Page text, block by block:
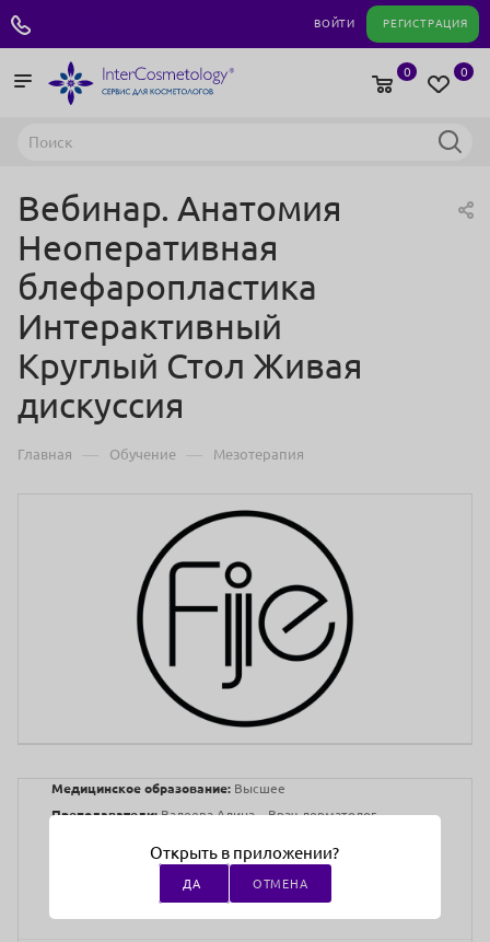
ВОЙТИ РЕГИСТРАЦИЯ
0
0
Вебинар. Анатомия
Неоперативная
блефаропластика
Интерактивный
Круглый Стол Живая
дискуссия
Главная — Обучение — Мезотерапия
Медицинское образование: Высшее
Преподаватели:Валеева Алина – Врач-дерматолог,
https://events.webinar.ru/2560501/5505957
онлайн
Открыть в приложении?
ДА ОТМЕНА